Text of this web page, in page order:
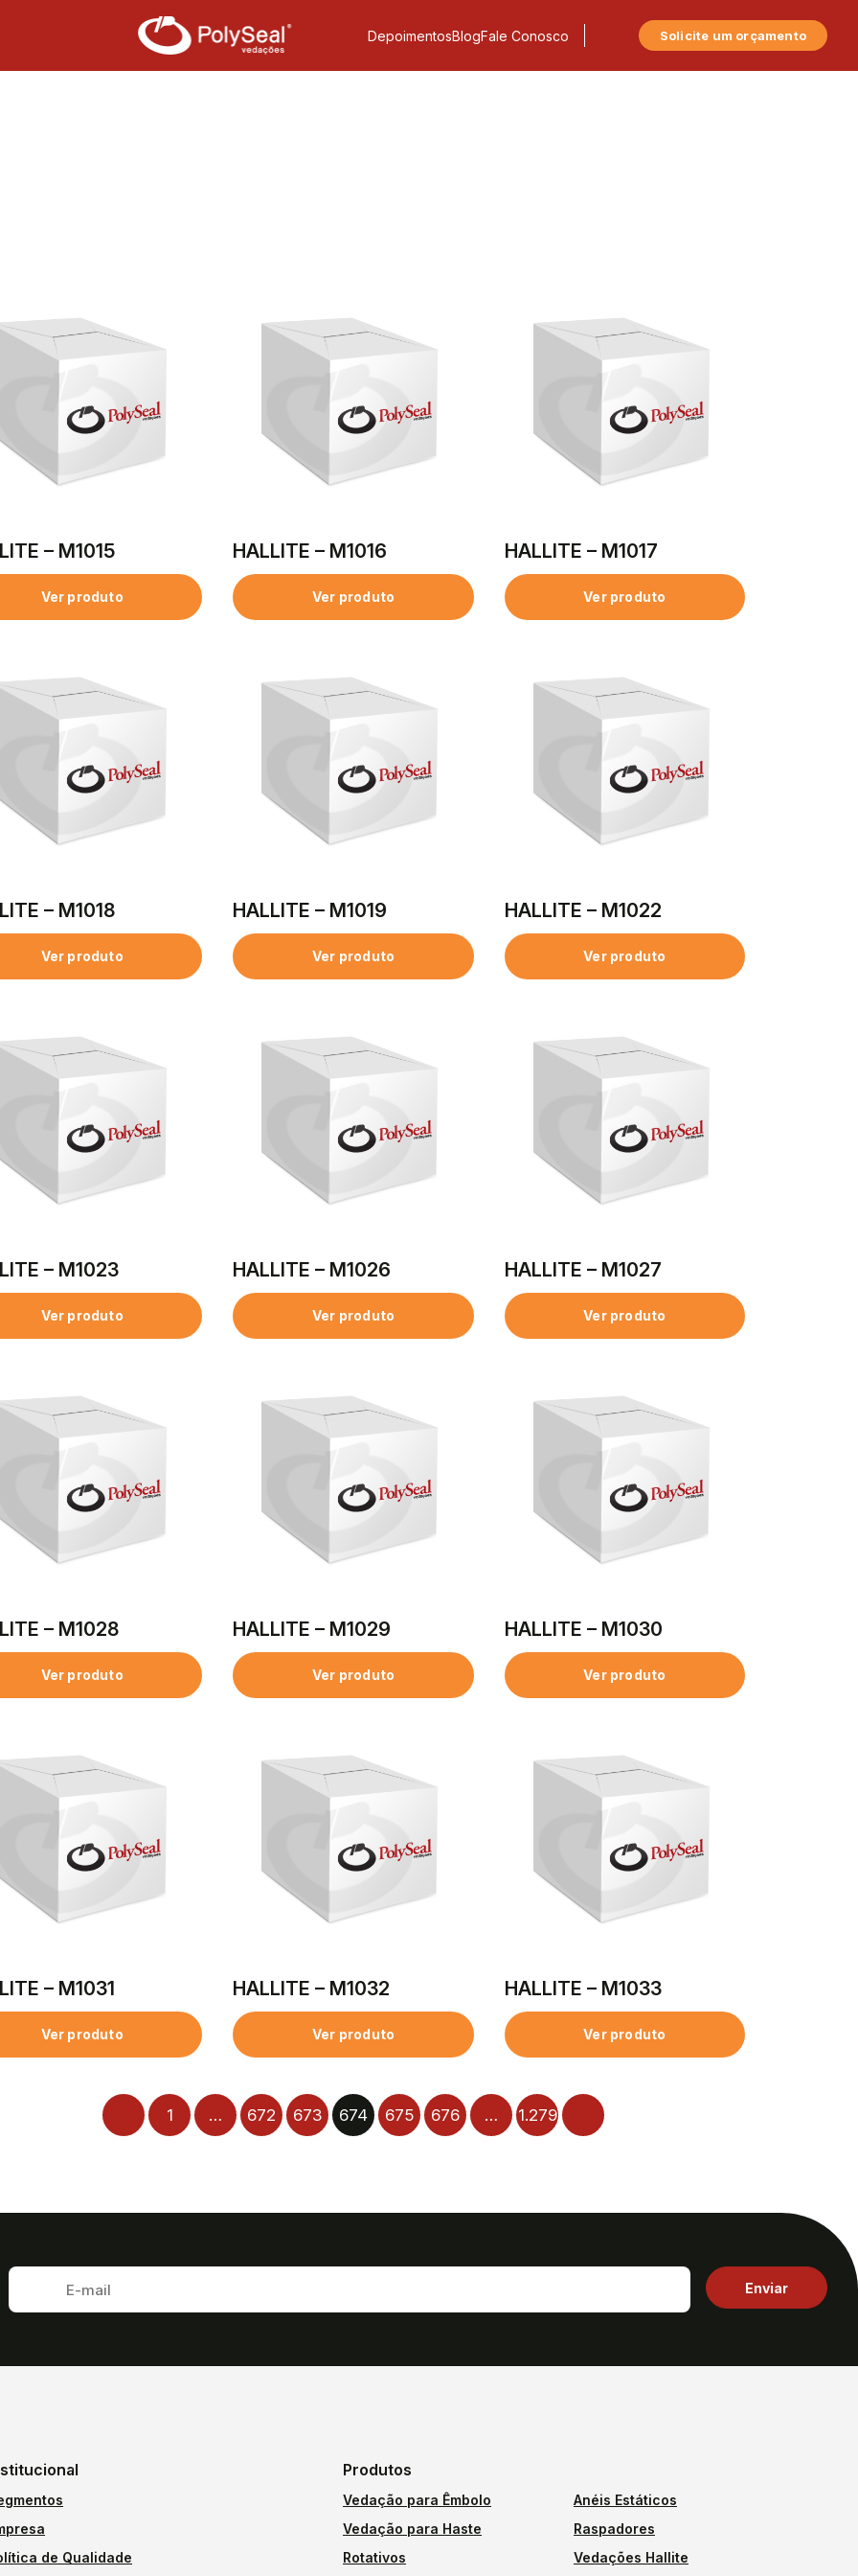
DepoimentosBlogFale Conosco Solicite um orçamento
– M1015
Ver produto
HALLITE – M1016
Ver produto
HALLITE – M1017
Ver produto
– M1018
Ver produto
HALLITE – M1019
Ver produto
HALLITE – M1022
Ver produto
– M1023
Ver produto
HALLITE – M1026
Ver produto
HALLITE – M1027
Ver produto
– M1028
Ver produto
HALLITE – M1029
Ver produto
HALLITE – M1030
Ver produto
– M1031
Ver produto
HALLITE – M1032
Ver produto
HALLITE – M1033
Ver produto
1 … 672 673 674 675 676 … 1.279
de Qualidade
Produtos
Vedação para Êmbolo
Vedação para Haste
Rotativos
Anéis Estáticos
Raspadores
Vedações Hallite